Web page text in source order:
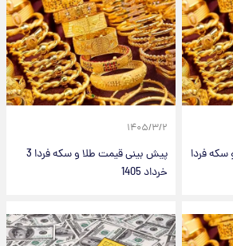
سکه فردا
۱۴۰۵/۳/۲
پیش بینی قیمت طلا و سکه فردا 3
خرداد 1405